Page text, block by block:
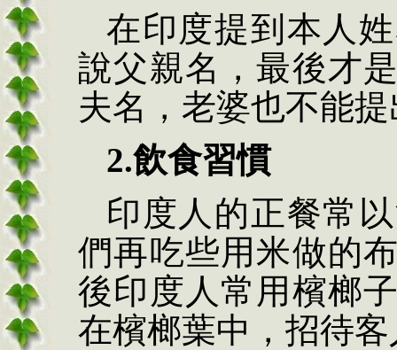
在印度提到本人
說父親名，最後才
夫名，老婆也不能
2.飲食習慣
印度人的正餐常
們再吃些用米做的
後印度人常用檳榔
在檳榔葉中，招待